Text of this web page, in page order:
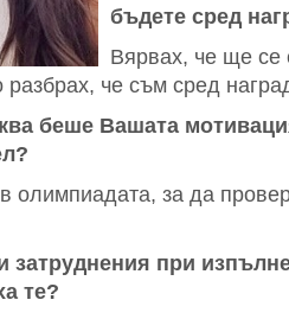
бъдете сред
Вярвах, че ще се
разбрах, че съм сред
беше Вашата
олимпиадата, за да
затруднения при
те?